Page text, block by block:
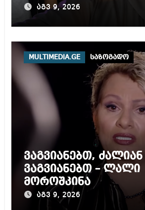
აგვ 9, 2026
MULTIMEDIA.GE საზოგადო
ვაგვიანებთ, ძალიან
ვაგვიანებთ – ლალი
მოროშკინა
აგვ 9, 2026